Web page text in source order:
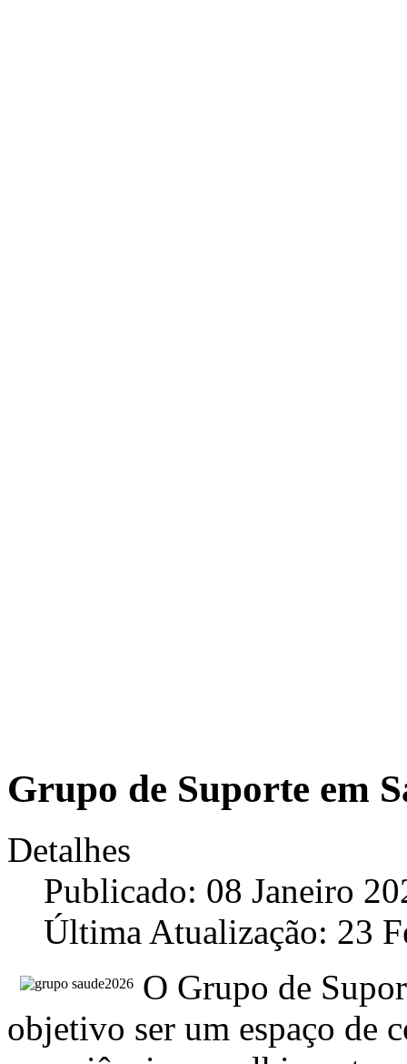
Grupo de Suporte em
Detalhes
Publicado: 08 Janeiro
Última Atualização: 23
O Grupo de
objetivo ser um espaço de